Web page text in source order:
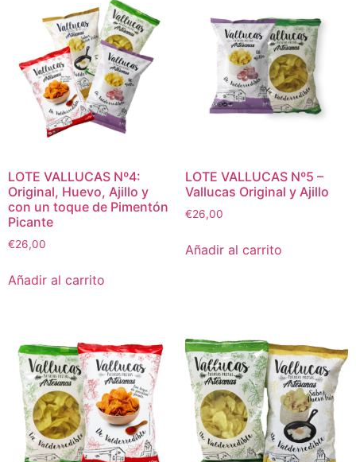
LOTE VALLUCAS Nº4:
Original, Huevo, Ajillo y
con un toque de Pimentón
Picante
€26,00
Añadir al carrito
LOTE VALLUCAS Nº5 –
Vallucas Original y Ajillo
€26,00
Añadir al carrito